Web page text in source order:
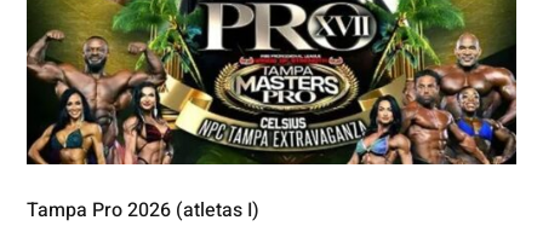
Tampa Pro 2026 (atletas I)